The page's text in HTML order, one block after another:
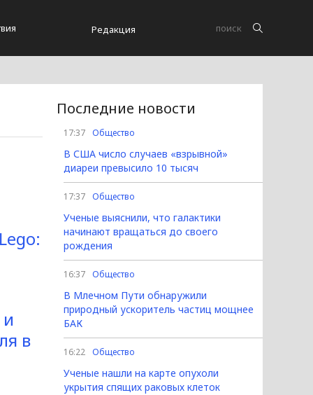
Редакция
в
Последние новости
17:37 Общество
В США число случаев «взрывной»
диареи превысило 10 тысяч
17:37 Общество
Ученые выяснили, что галактики
начинают вращаться до своего
рождения
16:37 Общество
В Млечном Пути обнаружили
природный ускоритель частиц мощнее
БАК
16:22 Общество
Ученые нашли на карте опухоли
укрытия спящих раковых клеток